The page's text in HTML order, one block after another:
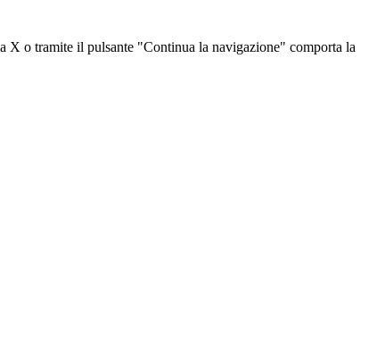
X o tramite il pulsante "Continua la navigazione" comporta la